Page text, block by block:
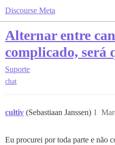
Discourse Meta
Alternar entre
complicado, será
Suporte
chat
cultiv (Sebastiaan Janssen) 1
Eu procurei por toda parte e não